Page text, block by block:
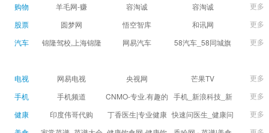
货,股指期货,手机炒
股,股票软件,炒股软
件，免费炒股软
软件,证
购物
羊毛网-赚 容淘诚 容淘诚
更多
股票
圆梦网 悟空智库 和讯网
更多
汽车
锦隆驾校,上海锦隆
网易汽车
58汽车_58同城旗
更多
电视 网易电视 央视网 芒果TV
更多
手机
手机频道
CNMO-专业.有趣的
科技新媒体
手机_新浪科技_新
浪网
更多
健康
印度伟哥代购
丁香医生|专业健康
生活方式平台
快速问医生_健康问
题免费在线咨询专
更多